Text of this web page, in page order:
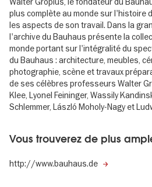
plus complète au monde sur l'histoire
les aspects de son travail. Dans la
l'archive du Bauhaus présente la
monde portant sur l'intégralité du
du Bauhaus : architecture, meubles,
photographie, scène et travaux
de ses célèbres professeurs Walter
Klee, Lyonel Feininger, Wassily
Schlemmer, László Moholy-Nagy et
Vous trouverez de plus
http://www.bauhaus.de